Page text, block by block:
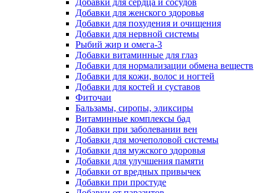
Добавки для сердца и сосудов
Добавки для женского здоровья
Добавки для похудения и очищения
Добавки для нервной системы
Рыбий жир и омега-3
Добавки витаминные для глаз
Добавки для нормализации обмена веществ
Добавки для кожи, волос и ногтей
Добавки для костей и суставов
Фиточаи
Бальзамы, сиропы, эликсиры
Витаминные комплексы бад
Добавки при заболевании вен
Добавки для мочеполовой системы
Добавки для мужского здоровья
Добавки для улучшения памяти
Добавки от вредных привычек
Добавки при простуде